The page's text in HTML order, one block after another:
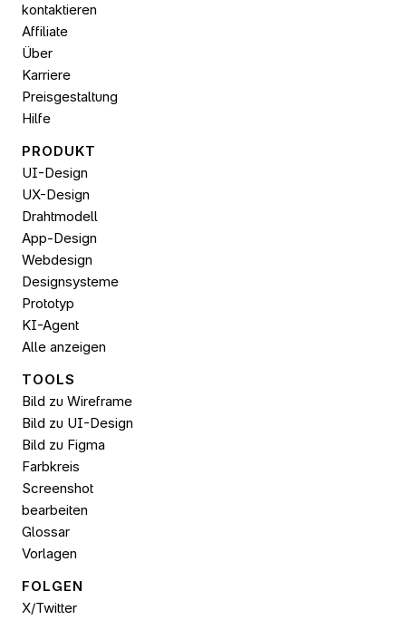
kontaktieren
Affiliate
Über
Karriere
Preisgestaltung
Hilfe
PRODUKT
UI-Design
UX-Design
Drahtmodell
App-Design
Webdesign
Designsysteme
Prototyp
KI-Agent
Alle anzeigen
TOOLS
Bild zu Wireframe
Bild zu UI-Design
Bild zu Figma
Farbkreis
Screenshot
bearbeiten
Glossar
Vorlagen
FOLGEN
X/Twitter